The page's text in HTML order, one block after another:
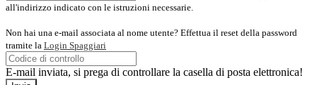
all'indirizzo indicato con le istruzioni necessarie.
Non hai una e-mail associata al nome utente? Effettua il reset della password
tramite la Login Spaggiari
E-mail inviata, si prega di controllare la casella di posta elettronica!